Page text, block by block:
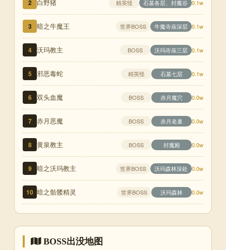
2 白野猪 精英怪 石墓各层、封魔谷 0.1w
3 暗之牛魔王 世界BOSS 牛魔寺庙深层 0.1w
4 沃玛教主 BOSS 沃玛寺庙三层 0.1w
5 邪恶毒蛇 精英怪 石墓七层 0.1w
6 双头血魔 BOSS 赤月魔穴 0.0w
7 赤月恶魔 BOSS 赤月老巢 0.0w
8 黄泉教主 BOSS 封魔殿 0.0w
9 暗之沃玛教主 世界BOSS 沃玛森林深处 0.0w
10 暗之骷髅精灵 世界BOSS 沃玛森林 0.0w
BOSS出没地图